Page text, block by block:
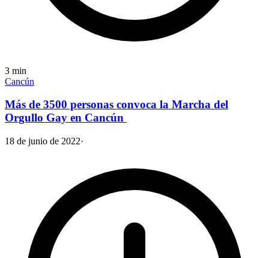
3 min
Cancún
Más de 3500 personas convoca la Marcha del
Orgullo Gay en Cancún
18 de junio de 2022·